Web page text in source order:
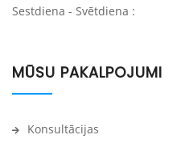
Sestdiena - Svētdiena :
MŪSU PAKALPOJUMI
Konsultācijas